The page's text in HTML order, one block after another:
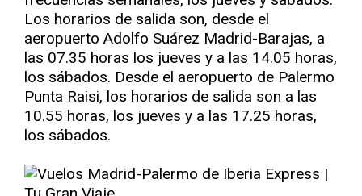
Los horarios de salida son, desde el
aeropuerto Adolfo Suárez Madrid-Barajas, a
las 07.35 horas los jueves y a las 14.05 horas,
los sábados. Desde el aeropuerto de Palermo
Punta Raisi, los horarios de salida son a las
10.55 horas, los jueves y a las 17.25 horas,
los sábados.